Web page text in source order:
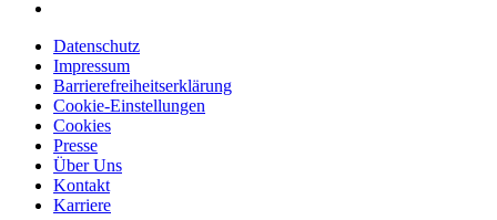
Datenschutz
Impressum
Barrierefreiheitserklärung
Cookie-Einstellungen
Cookies
Presse
Über Uns
Kontakt
Karriere